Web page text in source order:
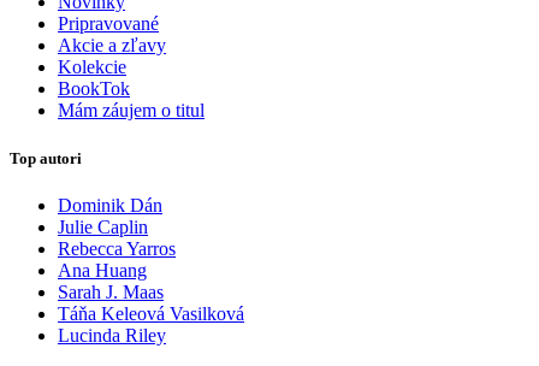
Pripravované
Akcie a zľavy
Kolekcie
BookTok
Mám záujem o titul
Top autori
Dominik Dán
Julie Caplin
Rebecca Yarros
Ana Huang
Sarah J. Maas
Táňa Keleová Vasilková
Lucinda Riley